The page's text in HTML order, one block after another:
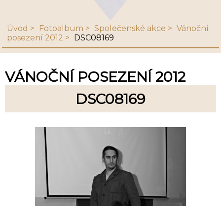
Úvod Fotoalbum Společenské akce
Vánoční
posezení 2012
DSC08169
VÁNOČNÍ POSEZENÍ 2012
DSC08169